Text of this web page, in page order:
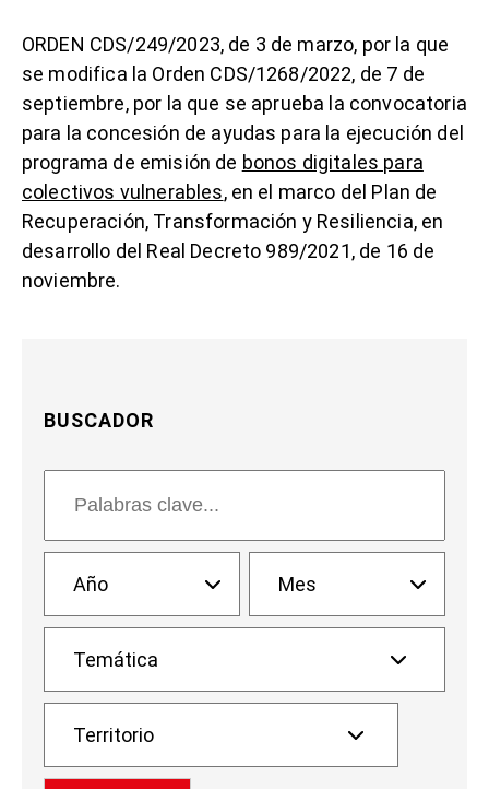
ORDEN CDS/249/2023, de 3 de marzo, por la que
se modifica la Orden CDS/1268/2022, de 7 de
septiembre, por la que se aprueba la convocatoria
para la concesión de ayudas para la ejecución del
programa de emisión de bonos digitales para
colectivos vulnerables, en el marco del Plan de
Recuperación, Transformación y Resiliencia, en
desarrollo del Real Decreto 989/2021, de 16 de
noviembre.
BUSCADOR